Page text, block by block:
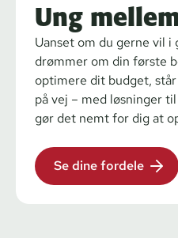
Ung
Uanset om du gerne vil i
drømmer om din første
optimere dit budget,
på vej – med løsninger
gør det nemt for dig at
Se dine fordele